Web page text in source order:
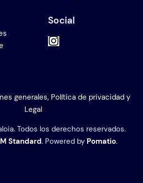
Social
generales, Política de privacidad y
Legal
Todos los derechos reservados.
Standard. Powered by Pomatio.